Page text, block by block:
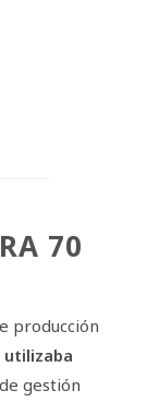
70
producción
utilizaba
gestión